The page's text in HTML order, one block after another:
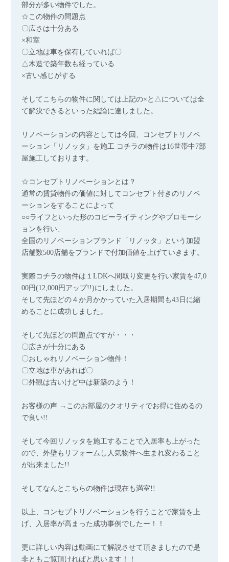
部分が多い物件でした。
☆この物件の問題点
〇広さは十分ある
×和室
〇立地は車を保有していれば〇
△木造で築年数も経っている
×古い感じがする
そしてこちらの物件に関しては上記の×と△については全
て解決できるといった結論に達しました。
リノベーションの内容としては今回、コンセプトリノベ
ーション「リノッタ」を施工 コチラの物件は16世帯中7部
屋施工しております。
☆コンセプトリノベーションとは？
通常の賃貸物件の価値に対してコンセプト付きのリノベ
ーションをすることによって
○○ライフといった形のコピーライティングやプロモーシ
ョンを行い、
全国のリノベーションブランド「リノッタ」という加盟
店舗数500店舗をブランドで付加価値を上げていきます。
実際コチラの物件は１LDKへ間取り変更を行い家賃を47,0
00円(12,000円アップ!!)にしました。
そして先ほどの４か月かかっていた入居期間も43日に縮
めることに成功しました。
そして先ほどの問題点ですが・・・
〇広さが十分にある
〇おしゃれリノベーション物件！
〇立地は車があれば〇
〇外観は古いけど中は新築のよう！
お客様の声 →このお部屋のクオリティでお得に住めるの
で良い!!
そして今回リノッタを施工することで入居率も上がった
ので、外壁もリフォームし人気物件へ生まれ変わること
が出来ました!!
そしてなんとこちらの物件は現在も満室!!
以上、コンセプトリノベーションを行うことで家賃を上
げ、入居率が高まった成功事例でしたー！！
更に詳しい内容は動画にて解説させて頂きましたので是
非ともご覧頂ければと思います！！